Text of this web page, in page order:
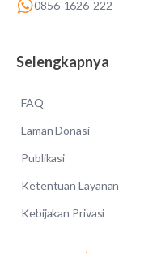
0856-1626-222
Selengkapnya
FAQ
Laman Donasi
Publikasi
Ketentuan Layanan
Kebijakan Privasi